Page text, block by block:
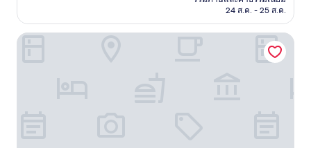
(41
รีวิว)
฿1,835
24 ส.ค. - 25 ส.ค.
ร่มเย็นคาเฟ่ โฮมสเตย์